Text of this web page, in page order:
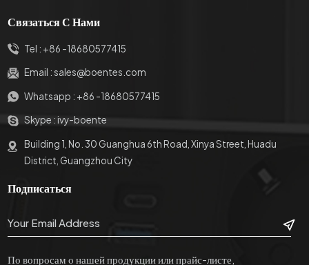
Связаться С Нами
Tel : +86 -18680577415
Email :sales@boentes.com
Whatsapp : +86 -18680577415
Skype :ivy-boente
Building 1, No. 30 Guanghua 6th Road, Xinya Street, Huadu
District, Guangzhou City
Подписаться
По вопросам о нашей продукции или прайс-листе,